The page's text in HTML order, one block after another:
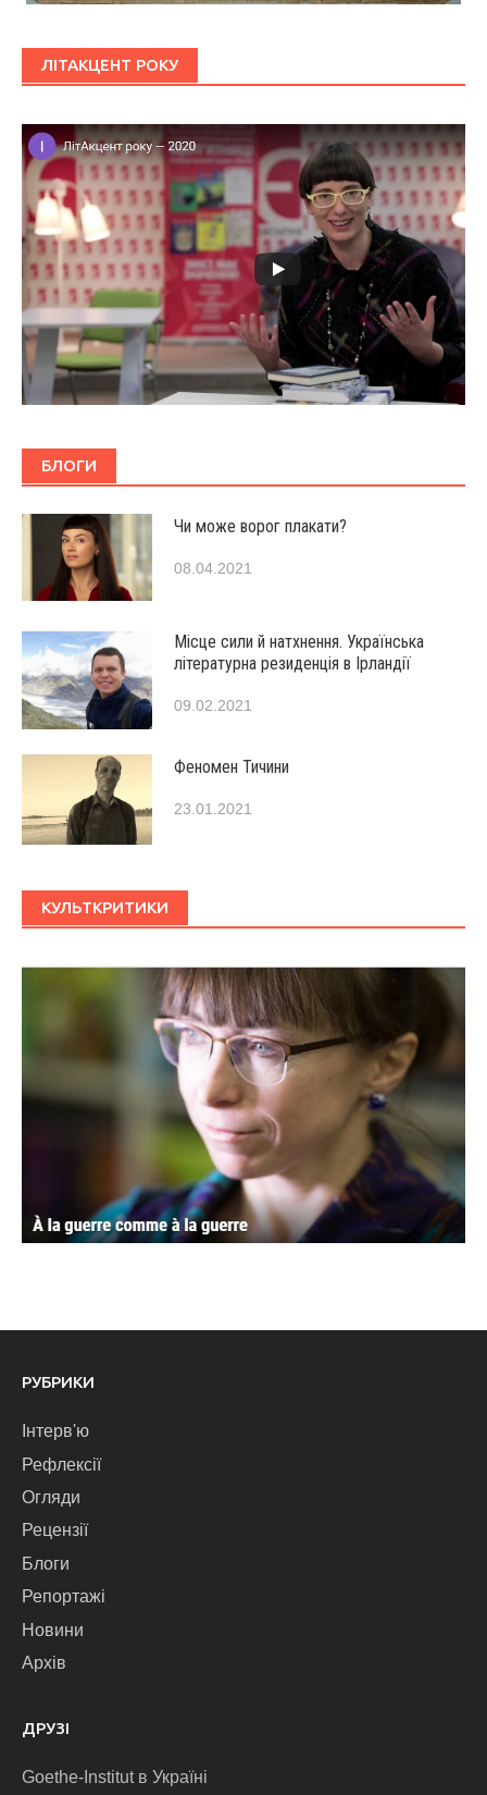
ЛІТАКЦЕНТ РОКУ
БЛОГИ
Чи може ворог плакати?
08.04.2021
Місце сили й натхнення. Українська
літературна резиденція в Ірландії
09.02.2021
Феномен Тичини
23.01.2021
КУЛЬТКРИТИКИ
РУБРИКИ
Інтерв'ю
Рефлексії
Огляди
Рецензії
Блоги
Репортажі
Новини
Архів
ДРУЗІ
Goethe-Institut в Україні